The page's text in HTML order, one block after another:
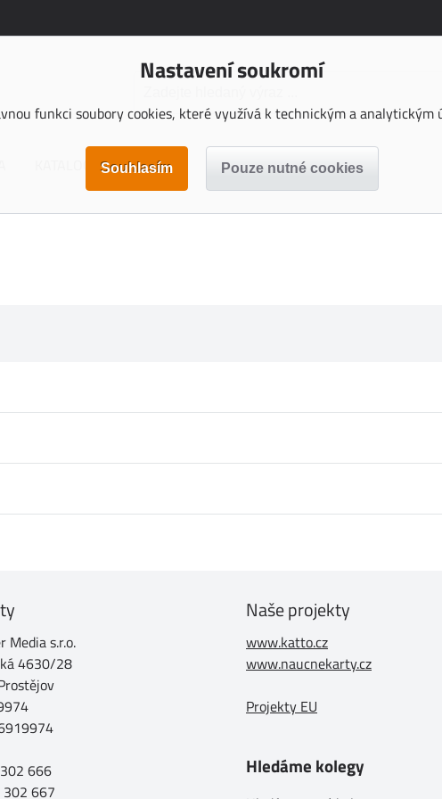
Nastavení soukromí
funkci soubory cookies, které využívá k technickým a
KATALOGY KE STAŽENÍ
Media s.r.o.
4630/28
666
302 667
Naše projekty
www.katto.cz
www.naucnekarty.cz
Projekty EU
Hledáme kolegy